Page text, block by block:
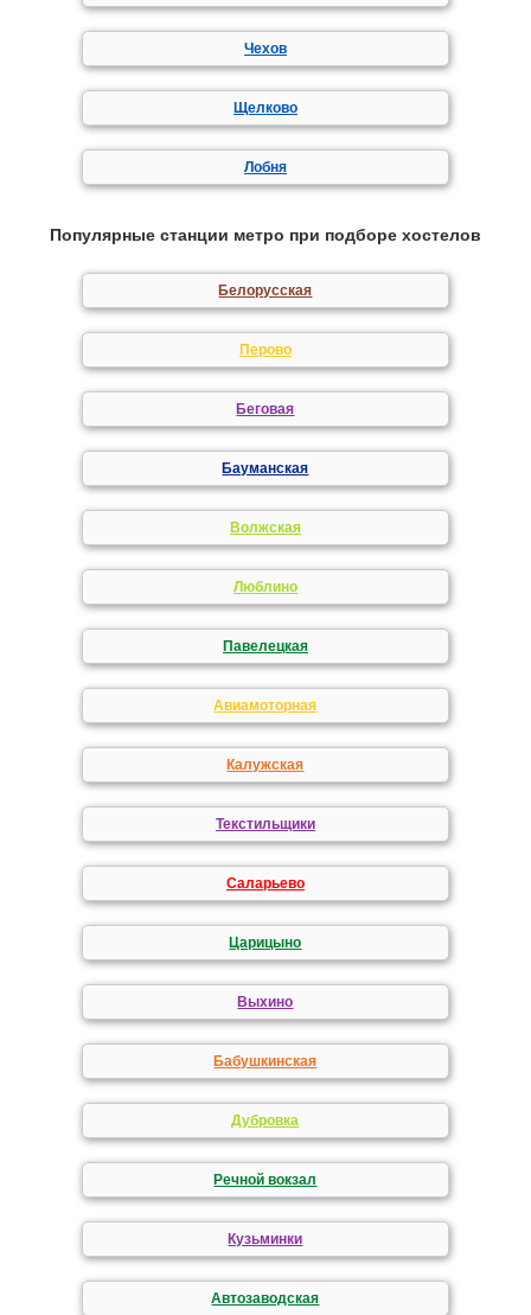
Чехов
Щелково
Лобня
Популярные станции метро при подборе хостелов
Белорусская
Перово
Беговая
Бауманская
Волжская
Люблино
Павелецкая
Авиамоторная
Калужская
Текстильщики
Саларьево
Царицыно
Выхино
Бабушкинская
Дубровка
Речной вокзал
Кузьминки
Автозаводская